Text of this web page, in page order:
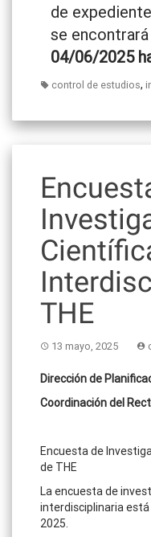
de
se
04/06/2025
control de estudios,
THE
13 mayo, 2025
Dirección de
Coordinación del
Encuesta de
de THE
La encuesta de
interdisciplinaria
2025.